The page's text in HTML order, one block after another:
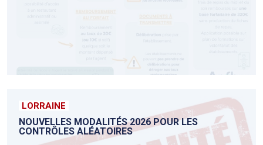
LORRAINE
NOUVELLES MODALITÉS 2026 POUR LES
CONTRÔLES ALÉATOIRES